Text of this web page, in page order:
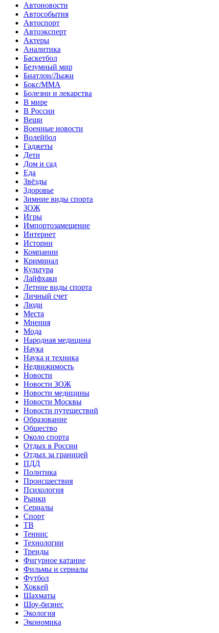
Автоновости
Автособытия
Автоспорт
Автоэксперт
Актеры
Аналитика
Баскетбол
Безумный мир
Биатлон/Лыжи
Бокс/MMA
Болезни и лекарства
В мире
В России
Вещи
Военные новости
Волейбол
Гаджеты
Дети
Дом и сад
Еда
Звёзды
Здоровье
Зимние виды спорта
ЗОЖ
Игры
Импортозамещение
Интернет
Истории
Компании
Криминал
Культура
Лайфхаки
Летние виды спорта
Личный счет
Люди
Места
Мнения
Мода
Народная медицина
Наука
Наука и техника
Недвижимость
Новости
Новости ЗОЖ
Новости медицины
Новости Москвы
Новости путешествий
Образование
Общество
Около спорта
Отдых в России
Отдых за границей
ПДД
Политика
Происшествия
Психология
Рынки
Сериалы
Спорт
ТВ
Теннис
Технологии
Тренды
Фигурное катание
Фильмы и сериалы
Футбол
Хоккей
Шахматы
Шоу-бизнес
Экология
Экономика